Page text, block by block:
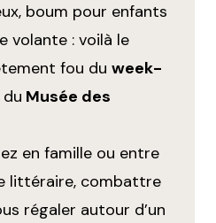
boum pour enfants
volante : voilà le
fou du week-
du Musée des
en famille ou entre
littéraire, combattre
régaler autour d’un